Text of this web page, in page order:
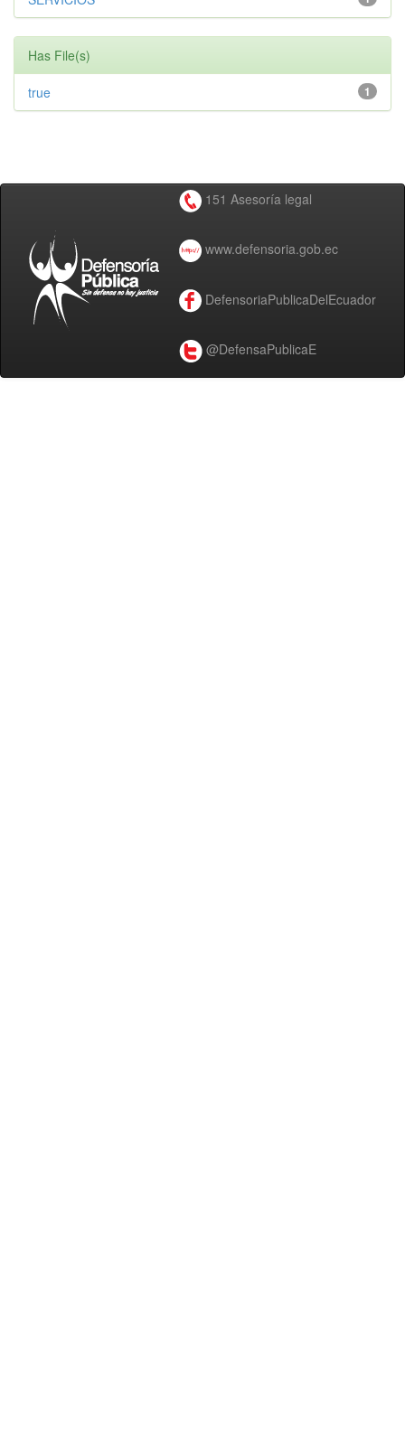
Has File(s)
1
true
151 Asesoría legal
www.defensoria.gob.ec
DefensoriaPublicaDelEcuador
@DefensaPublicaE